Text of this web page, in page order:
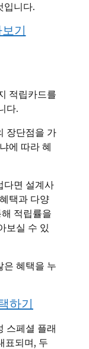
입니다.
기
적립카드를
다.
장단점을 가
에 따라 혜
다면 설계사
택과 다양
적립률을
보실 수 있
은 혜택을 누
하기
스페셜 플래
표되며, 두